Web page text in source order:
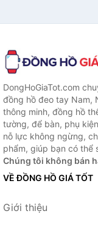
DongHoGiaTot.com
đồng hồ đeo tay Nam,
thông minh, đồng hồ
tường, để bàn, phụ
nỗ lực không ngừng,
phẩm, giúp bạn có thể
Chúng tôi không bán
VỀ ĐỒNG HỒ GIÁ TỐT
Giới thiệu